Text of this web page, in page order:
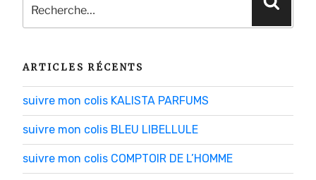
pour
:
ARTICLES RÉCENTS
suivre mon colis KALISTA PARFUMS
suivre mon colis BLEU LIBELLULE
suivre mon colis COMPTOIR DE L’HOMME